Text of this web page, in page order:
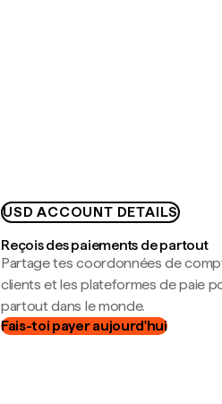
USD ACCOUNT DETAILS
Reçois des paiements de partout
Partage tes coordonnées de
clients et les plateformes de paie
partout dans le monde.
Fais-toi payer aujourd'hui